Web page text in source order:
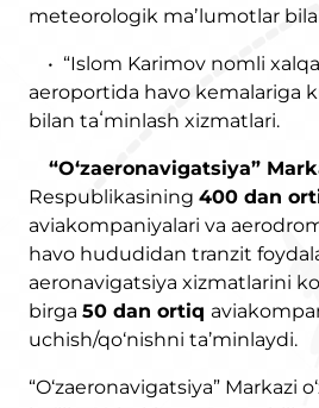
meteorologik maʼlumotlar
• “Islom Karimov nomli
aeroportida havo kemalariga
bilan taʻminlash xizmatlari.
“O‘zaeronavigatsiya”
Respublikasining 400 dan
aviakompaniyalari va
havo hududidan tranzit
aeronavigatsiya xizmatlarini
birga 50 dan ortiq
uchish/qo‘nishni ta’minlaydi.
“O‘zaeronavigatsiya” Markazi